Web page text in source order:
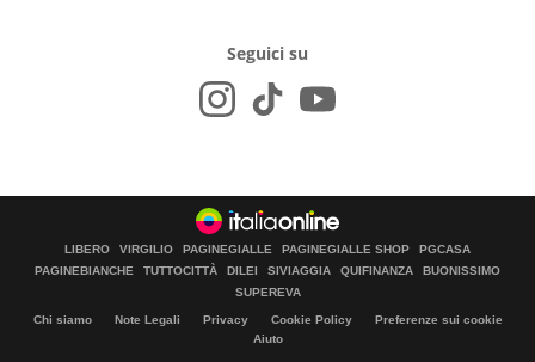
Seguici su
LIBERO VIRGILIO PAGINEGIALLE PAGINEGIALLE SHOP
PGCASA
PAGINEBIANCHE
TUTTOCITTÀ DILEI SIVIAGGIA QUIFINANZA
BUONISSIMO
SUPEREVA
Chi siamo Note Legali Privacy Cookie Policy
Preferenze sui cookie
Aiuto